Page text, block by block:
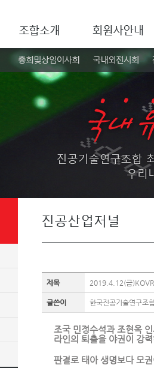
제목 2019.4.12(금
글쓴이 한국진공기술연구조
조국 민정수석과 조현옥
라인의 퇴출을 야권이 강
판결로 태아 생명보다모